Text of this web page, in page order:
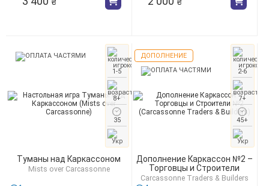
₴ ₴
Туманы над Каркассоном
Mists over Carcassonne
1-5
8+
35
Дополнение Каркассон №2 –
Торговцы и Строители
Carcassonne Traders & Builders
2-6
7+
45+
ДОПОЛНЕНИЕ